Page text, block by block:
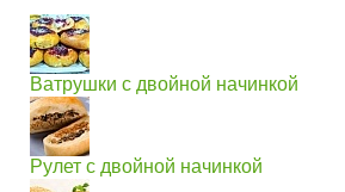
Ватрушки с двойной начинкой
Рулет с двойной начинкой